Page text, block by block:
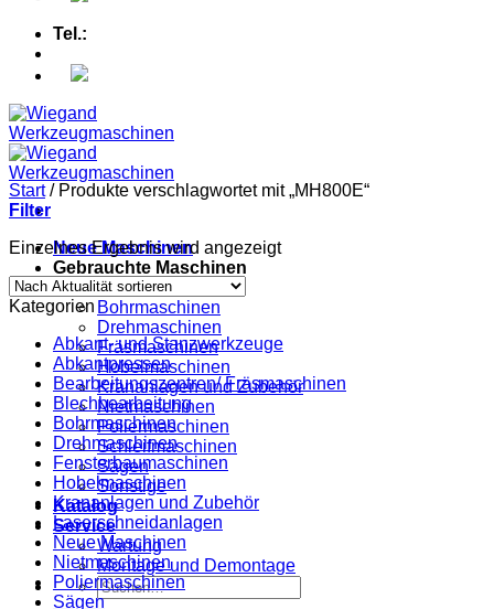
Tel.:
Neue Maschinen
Gebrauchte Maschinen
Abkantpressen
Bohrmaschinen
Drehmaschinen
Fräsmaschinen
Hobelmaschinen
Krananlagen und Zubehör
Nietmaschinen
Poliermaschinen
Schleifmaschinen
Sägen
Sonstige
Katalog
Service
Wartung
Montage und Demontage
Suche
nach:
Start /Produkte verschlagwortet mit „MH800E“
Filter
Einzelnes Ergebnis wird angezeigt
Kategorien
Abkant- und Stanzwerkzeuge
Abkantpressen
Bearbeitungszentren/ Fräsmaschinen
Blechbearbeitung
Bohrmaschinen
Drehmaschinen
Fensterbaumaschinen
Hobelmaschinen
Krananlagen und Zubehör
Laserschneidanlagen
Neue Maschinen
Nietmaschinen
Poliermaschinen
Sägen